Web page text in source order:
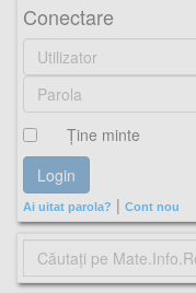
Conectare
Ţine minte
Ai uitat parola? | Cont nou